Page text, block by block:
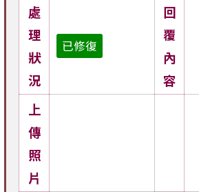
處
理
狀
況
已修復
回
覆
內
容
上
傳
照
片